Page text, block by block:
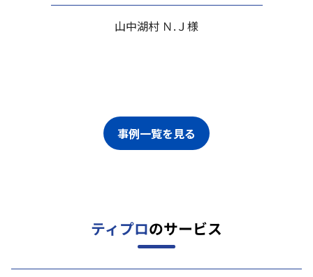
山中湖村 Ｎ.Ｊ様
事例一覧を見る
ティプロのサービス